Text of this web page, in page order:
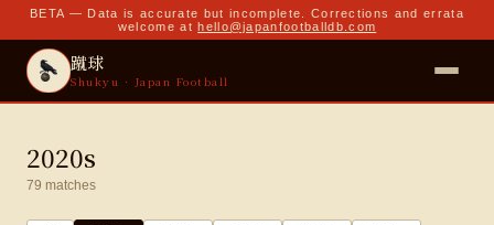
BETA — Data is accurate but incomplete. Corrections and errata
welcome at hello@japanfootballdb.com
蹴球
Shukyu · Japan Football
2020s
79 matches